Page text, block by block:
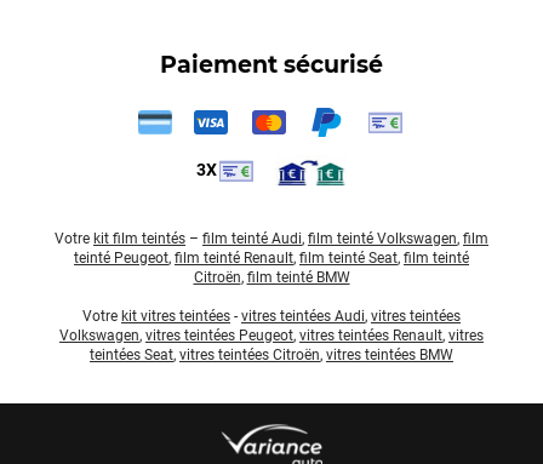
Paiement sécurisé
3X
Votre kit film teintés – film teinté Audi, film teinté Volkswagen, film
teinté Peugeot, film teinté Renault, film teinté Seat, film teinté
Citroën, film teinté BMW
Votre kit vitres teintées - vitres teintées Audi, vitres teintées
Volkswagen, vitres teintées Peugeot, vitres teintées Renault, vitres
teintées Seat, vitres teintées Citroën, vitres teintées BMW